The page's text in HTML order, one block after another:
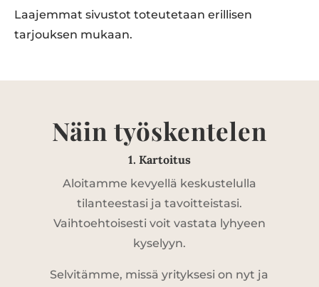
Laajemmat sivustot toteutetaan erillisen
tarjouksen mukaan.
Näin työskentelen
1. Kartoitus
Aloitamme kevyellä keskustelulla
tilanteestasi ja tavoitteistasi.
Vaihtoehtoisesti voit vastata lyhyeen
kyselyyn.
Selvitämme, missä yrityksesi on nyt ja